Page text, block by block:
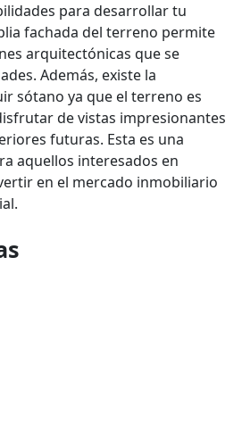
para desarrollar tu
fachada del terreno permite
arquitectónicas que se
Además, existe la
sótano ya que el terreno es
de vistas impresionantes
futuras. Esta es una
aquellos interesados en
en el mercado inmobiliario